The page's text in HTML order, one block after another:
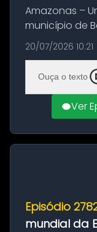
Amazonas –
município de
com a
quilos de
embarcação
materia...
20/07/2026 10:21
Ouça o texto
Ver
Episódio
mundial da